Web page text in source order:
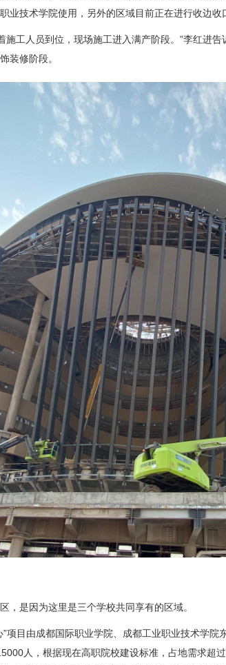
业技术学院使用，另外的区域目前正在进行收边收
施工人员到位，现场施工进入满产阶段。”李红进
装修阶段。
，是因为这里是三个学校共同享有的区域。
项目由成都国际职业学院、成都工业职业技术学院
人，根据现在高职院校建设标准，占地需求超